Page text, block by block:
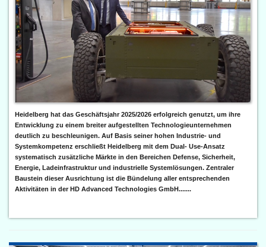
Heidelberg hat das Geschäftsjahr 2025/2026 erfolgreich genutzt, um ihre
Entwicklung zu einem breiter aufgestellten Technologieunternehmen
deutlich zu beschleunigen. Auf Basis seiner hohen Industrie- und
Systemkompetenz erschließt Heidelberg mit dem Dual- Use-Ansatz
systematisch zusätzliche Märkte in den Bereichen Defense, Sicherheit,
Energie, Ladeinfrastruktur und industrielle Systemlösungen. Zentraler
Baustein dieser Ausrichtung ist die Bündelung aller entsprechenden
Aktivitäten in der HD Advanced Technologies GmbH.......